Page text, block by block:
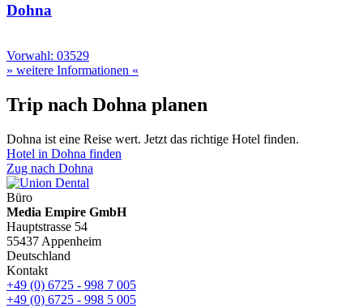
Dohna
Vorwahl: 03529
» weitere Informationen «
Trip nach Dohna planen
Dohna ist eine Reise wert. Jetzt das richtige Hotel finden.
Hotel in Dohna finden
Zug nach Dohna
Büro
Media Empire GmbH
Hauptstrasse 54
55437 Appenheim
Deutschland
Kontakt
+49 (0) 6725 - 998 7 005
+49 (0) 6725 - 998 5 005